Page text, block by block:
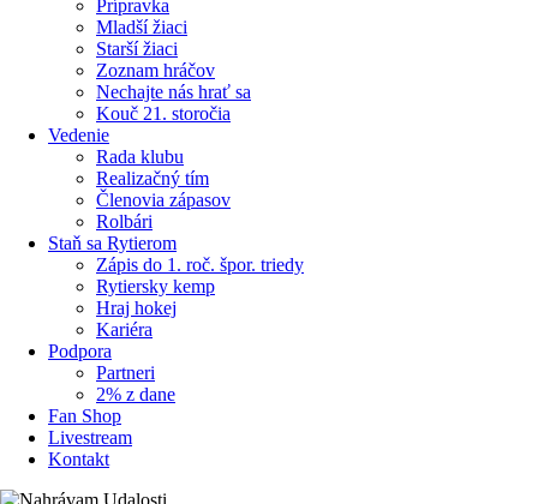
Prípravka
Mladší žiaci
Starší žiaci
Zoznam hráčov
Nechajte nás hrať sa
Kouč 21. storočia
Vedenie
Rada klubu
Realizačný tím
Členovia zápasov
Rolbári
Staň sa Rytierom
Zápis do 1. roč. špor. triedy
Rytiersky kemp
Hraj hokej
Kariéra
Podpora
Partneri
2% z dane
Fan Shop
Livestream
Kontakt